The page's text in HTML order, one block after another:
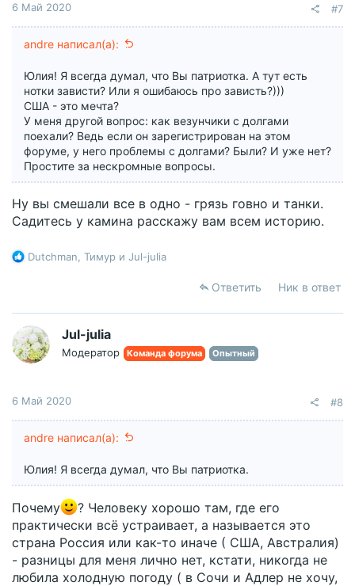
6 Май 2020 #7
andre написал(а):
Юлия! Я всегда думал, что Вы патриотка. А тут есть
нотки зависти? Или я ошибаюсь про зависть?)))
США - это мечта?
У меня другой вопрос: как везунчики с долгами
поехали? Ведь если он зарегистрирован на этом
форуме, у него проблемы с долгами? Были? И уже нет?
Простите за нескромные вопросы.
Ну вы смешали все в одно - грязь говно и танки.
Садитесь у камина расскажу вам всем историю.
Р
ц
и
и
:
Dutchman Тимур и Jul-julia
Ответить Ник в ответ
Jul-julia
Модератор Команда форума Опытный
6 Май 2020 #8
andre написал(а):
Юлия! Я всегда думал, что Вы патриотка.
Почему
? Человеку хорошо там, где его
практически всё устраивает, а называется это
страна Россия или как-то иначе ( США, Австралия)
- разницы для меня лично нет, кстати, никогда не
любила холодную погоду ( в Сочи и Адлер не хочу,